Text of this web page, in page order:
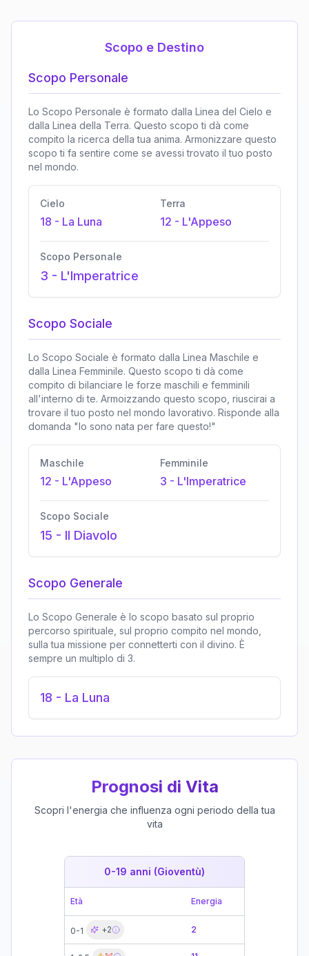
Scopo e Destino
Scopo Personale
Lo Scopo Personale è formato dalla Linea del Cielo e
dalla Linea della Terra. Questo scopo ti dà come
compito la ricerca della tua anima. Armonizzare questo
scopo ti fa sentire come se avessi trovato il tuo posto
nel mondo.
Cielo
18 - La Luna
Terra
12 - L'Appeso
Scopo Personale
3 - L'Imperatrice
Scopo Sociale
Lo Scopo Sociale è formato dalla Linea Maschile e
dalla Linea Femminile. Questo scopo ti dà come
compito di bilanciare le forze maschili e femminili
all'interno di te. Armoizzando questo scopo, riuscirai a
trovare il tuo posto nel mondo lavorativo. Risponde alla
domanda "Io sono nata per fare questo!"
Maschile
12 - L'Appeso
Femminile
3 - L'Imperatrice
Scopo Sociale
15 - Il Diavolo
Scopo Generale
Lo Scopo Generale è lo scopo basato sul proprio
percorso spirituale, sul proprio compito nel mondo,
sulla tua missione per connetterti con il divino. È
sempre un multiplo di 3.
18 - La Luna
Prognosi di Vita
Scopri l'energia che influenza ogni periodo della tua
vita
0-19 anni (Gioventù)
Età Energia
0-1 +2 2